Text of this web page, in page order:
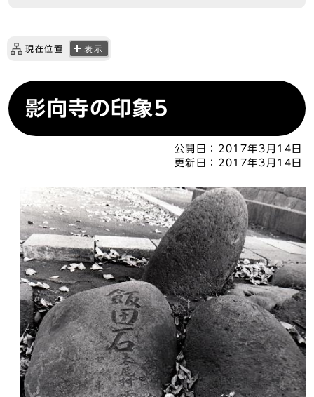
現在位置 表示
影向寺の印象5
公開日： 2017年3月14日
更新日： 2017年3月14日